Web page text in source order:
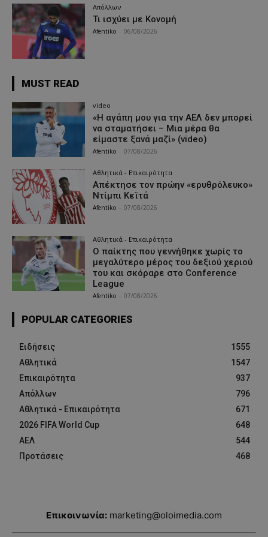
Απόλλων
Τι ισχύει με Κονομή
Afentiko 06/08/2026
MUST READ
video
«Η αγάπη μου για την ΑΕΛ δεν μπορεί
να σταματήσει – Μια μέρα θα
είμαστε ξανά μαζί» (video)
Afentiko 07/08/2026
Αθλητικά - Επικαιρότητα
Απέκτησε τον πρώην «ερυθρόλευκο»
Ντίμπι Κεϊτά
Afentiko 07/08/2026
Αθλητικά - Επικαιρότητα
Ο παίκτης που γεννήθηκε χωρίς το
μεγαλύτερο μέρος του δεξιού χεριού
του και σκόραρε στο Conference
League
Afentiko 07/08/2026
POPULAR CATEGORIES
Ειδήσεις
1555
Αθλητικά
1547
Επικαιρότητα
937
Απόλλων
796
Αθλητικά - Επικαιρότητα
671
2026 FIFA World Cup
648
ΑΕΛ
544
Προτάσεις
468
Επικοινωνία: marketing@oloimedia.com